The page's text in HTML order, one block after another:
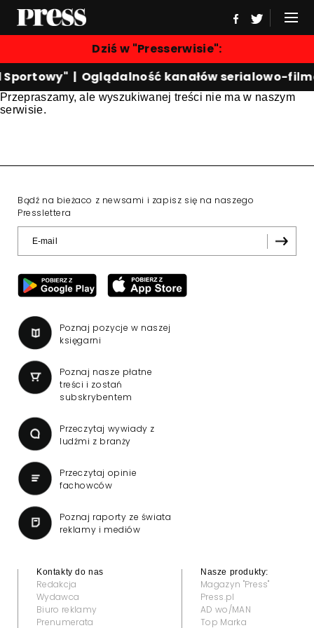
Dziś w "Presserwisie":
Sportowy" |Oglądalność kanałów serialowo-
Przepraszamy, ale wyszukiwanej treści nie ma w naszym
serwisie.
Bądź na bieżaco z newsami i zapisz się na naszego
Presslettera
Poznaj pozycje w naszej
księgarni
Poznaj nasze płatne
treści i zostań
subskrybentem
Przeczytaj wywiady z
ludźmi z branży
Przeczytaj opinie
fachowców
Poznaj raporty ze świata
reklamy i mediów
Kontakty do nas
Redakcja
Wydawca
Biuro reklamy
Prenumerata
Nasze produkty:
Magazyn "Press"
Press.pl
AD wo/MAN
Top Marka